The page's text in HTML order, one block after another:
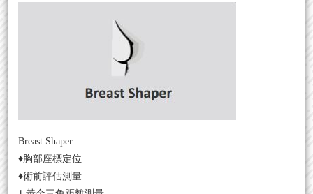
Breast Shaper
♦胸部座標定位
♦術前評估測量